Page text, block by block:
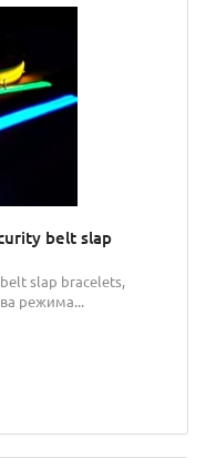
belt slap
slap bracelets,
режима...